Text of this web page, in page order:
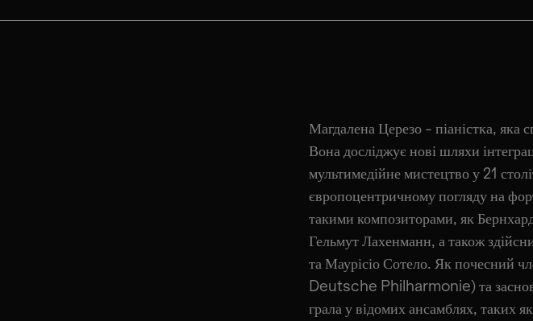
Магдалена Церезо - піаністка, яка
Вона досліджує нові шляхи
мультимедійне мистецтво у 21
європоцентричному погляду на
такими композиторами, як
Гельмут Лахенманн, а також
та Маурісіо Сотело. Як почесний
Deutsche Philharmonie) та
грала у відомих ансамблях,